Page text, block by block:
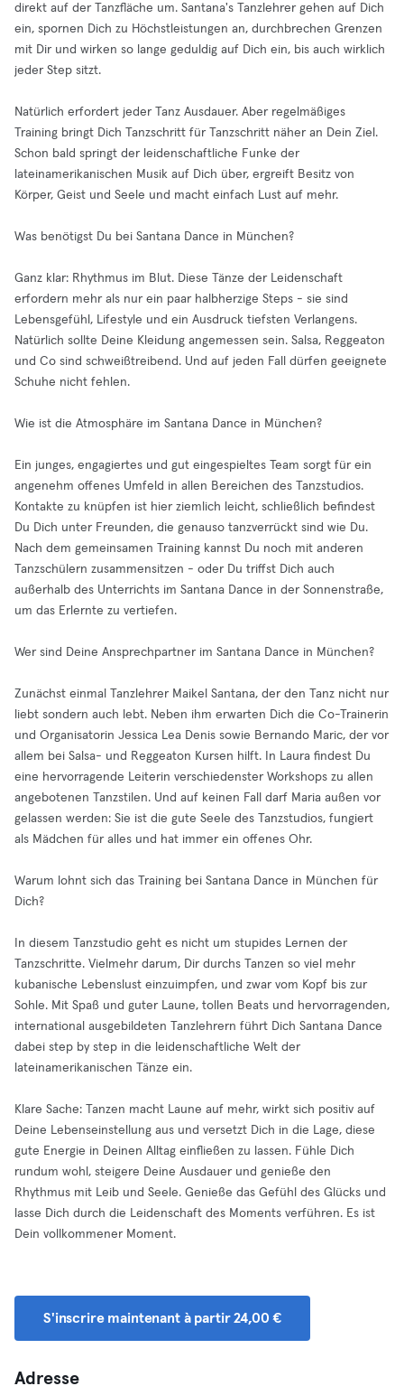
direkt auf der Tanzfläche um. Santana's Tanzlehrer gehen auf Dich
ein, spornen Dich zu Höchstleistungen an, durchbrechen Grenzen
mit Dir und wirken so lange geduldig auf Dich ein, bis auch wirklich
jeder Step sitzt.
Natürlich erfordert jeder Tanz Ausdauer. Aber regelmäßiges
Training bringt Dich Tanzschritt für Tanzschritt näher an Dein Ziel.
Schon bald springt der leidenschaftliche Funke der
lateinamerikanischen Musik auf Dich über, ergreift Besitz von
Körper, Geist und Seele und macht einfach Lust auf mehr.
Was benötigst Du bei Santana Dance in München?
Ganz klar: Rhythmus im Blut. Diese Tänze der Leidenschaft
erfordern mehr als nur ein paar halbherzige Steps - sie sind
Lebensgefühl, Lifestyle und ein Ausdruck tiefsten Verlangens.
Natürlich sollte Deine Kleidung angemessen sein. Salsa, Reggeaton
und Co sind schweißtreibend. Und auf jeden Fall dürfen geeignete
Schuhe nicht fehlen.
Wie ist die Atmosphäre im Santana Dance in München?
Ein junges, engagiertes und gut eingespieltes Team sorgt für ein
angenehm offenes Umfeld in allen Bereichen des Tanzstudios.
Kontakte zu knüpfen ist hier ziemlich leicht, schließlich befindest
Du Dich unter Freunden, die genauso tanzverrückt sind wie Du.
Nach dem gemeinsamen Training kannst Du noch mit anderen
Tanzschülern zusammensitzen - oder Du triffst Dich auch
außerhalb des Unterrichts im Santana Dance in der Sonnenstraße,
um das Erlernte zu vertiefen.
Wer sind Deine Ansprechpartner im Santana Dance in München?
Zunächst einmal Tanzlehrer Maikel Santana, der den Tanz nicht nur
liebt sondern auch lebt. Neben ihm erwarten Dich die Co-Trainerin
und Organisatorin Jessica Lea Denis sowie Bernando Maric, der vor
allem bei Salsa- und Reggeaton Kursen hilft. In Laura findest Du
eine hervorragende Leiterin verschiedenster Workshops zu allen
angebotenen Tanzstilen. Und auf keinen Fall darf Maria außen vor
gelassen werden: Sie ist die gute Seele des Tanzstudios, fungiert
als Mädchen für alles und hat immer ein offenes Ohr.
Warum lohnt sich das Training bei Santana Dance in München für
Dich?
In diesem Tanzstudio geht es nicht um stupides Lernen der
Tanzschritte. Vielmehr darum, Dir durchs Tanzen so viel mehr
kubanische Lebenslust einzuimpfen, und zwar vom Kopf bis zur
Sohle. Mit Spaß und guter Laune, tollen Beats und hervorragenden,
international ausgebildeten Tanzlehrern führt Dich Santana Dance
dabei step by step in die leidenschaftliche Welt der
lateinamerikanischen Tänze ein.
Klare Sache: Tanzen macht Laune auf mehr, wirkt sich positiv auf
Deine Lebenseinstellung aus und versetzt Dich in die Lage, diese
gute Energie in Deinen Alltag einfließen zu lassen. Fühle Dich
rundum wohl, steigere Deine Ausdauer und genieße den
Rhythmus mit Leib und Seele. Genieße das Gefühl des Glücks und
lasse Dich durch die Leidenschaft des Moments verführen. Es ist
Dein vollkommener Moment.
S'inscrire maintenant à partir 24,00 €
Adresse